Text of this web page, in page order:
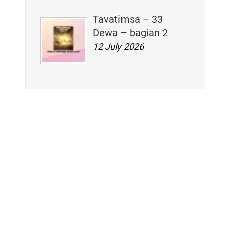
Tavatimsa – 33
Dewa – bagian 2
12 July 2026